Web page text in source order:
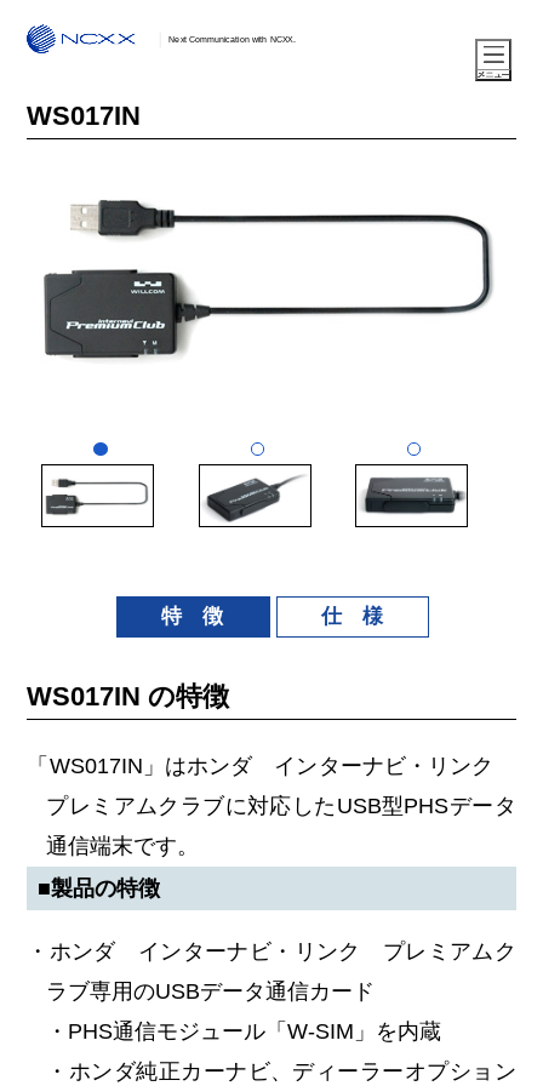
Next Communication with NCXX.
WS017IN
特 徴 仕 様
WS017IN の特徴
「WS017IN」はホンダ インターナビ・リンク
プレミアムクラブに対応したUSB型PHSデータ
通信端末です。
■製品の特徴
・ホンダ インターナビ・リンク プレミアムク
ラブ専用のUSBデータ通信カード
・PHS通信モジュール「W-SIM」を内蔵
・ホンダ純正カーナビ、ディーラーオプション